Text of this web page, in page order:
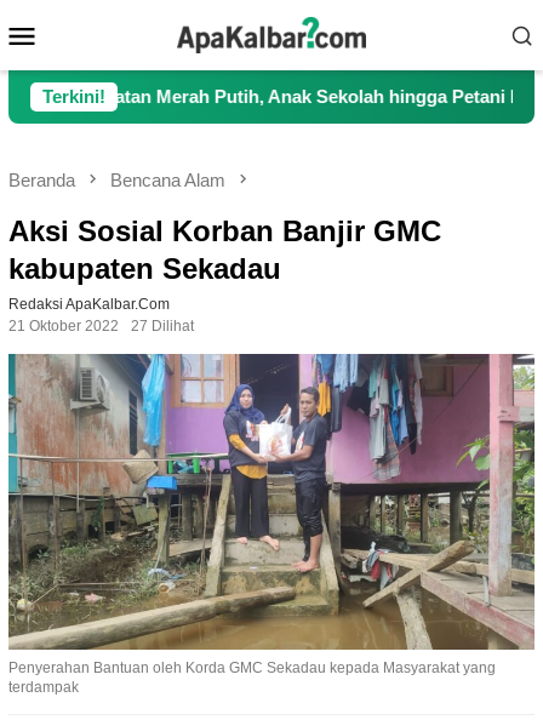
ke
kontenMobile
Terkini!
Merah Putih, Anak Sekolah hingga Petani Kini Kembali
Beranda Bencana Alam
Aksi Sosial Korban Banjir GMC
kabupaten Sekadau
Redaksi ApaKalbar.com
21 Oktober 2022
27 Dilihat
Penyerahan Bantuan oleh Korda GMC Sekadau kepada Masyarakat yang
terdampak